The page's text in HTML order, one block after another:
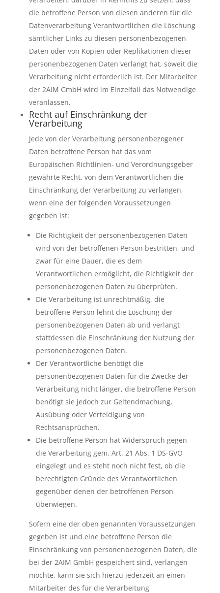
die betroffene Person von diesen anderen für die
Datenverarbeitung Verantwortlichen die Löschung
sämtlicher Links zu diesen personenbezogenen
Daten oder von Kopien oder Replikationen dieser
personenbezogenen Daten verlangt hat, soweit die
Verarbeitung nicht erforderlich ist. Der Mitarbeiter
der 2AIM GmbH wird im Einzelfall das Notwendige
veranlassen.
Recht auf Einschränkung der
Verarbeitung
Jede von der Verarbeitung personenbezogener
Daten betroffene Person hat das vom
Europäischen Richtlinien- und Verordnungsgeber
gewährte Recht, von dem Verantwortlichen die
Einschränkung der Verarbeitung zu verlangen,
wenn eine der folgenden Voraussetzungen
gegeben ist:
Die Richtigkeit der personenbezogenen Daten
wird von der betroffenen Person bestritten, und
zwar für eine Dauer, die es dem
Verantwortlichen ermöglicht, die Richtigkeit der
personenbezogenen Daten zu überprüfen.
Die Verarbeitung ist unrechtmäßig, die
betroffene Person lehnt die Löschung der
personenbezogenen Daten ab und verlangt
stattdessen die Einschränkung der Nutzung der
personenbezogenen Daten.
Der Verantwortliche benötigt die
personenbezogenen Daten für die Zwecke der
Verarbeitung nicht länger, die betroffene Person
benötigt sie jedoch zur Geltendmachung,
Ausübung oder Verteidigung von
Rechtsansprüchen.
Die betroffene Person hat Widerspruch gegen
die Verarbeitung gem. Art. 21 Abs. 1 DS-GVO
eingelegt und es steht noch nicht fest, ob die
berechtigten Gründe des Verantwortlichen
gegenüber denen der betroffenen Person
überwiegen.
Sofern eine der oben genannten Voraussetzungen
gegeben ist und eine betroffene Person die
Einschränkung von personenbezogenen Daten, die
bei der 2AIM GmbH gespeichert sind, verlangen
möchte, kann sie sich hierzu jederzeit an einen
Mitarbeiter des für die Verarbeitung